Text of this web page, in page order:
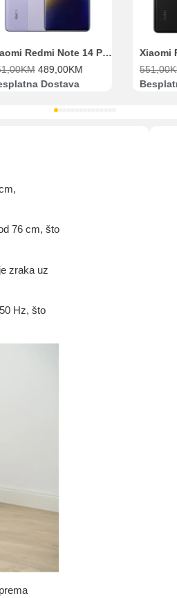
Xiaomi Redmi Note 14 Pro 8GB 256GB Ljubičasti
KM 489,00KM
Dostava
551,00
76 cm, što
zraka uz
Hz, što